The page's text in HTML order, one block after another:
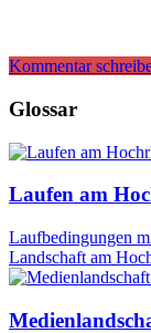
Kommentar
Glossar
Laufen am
Laufbedingungen
Landschaft am